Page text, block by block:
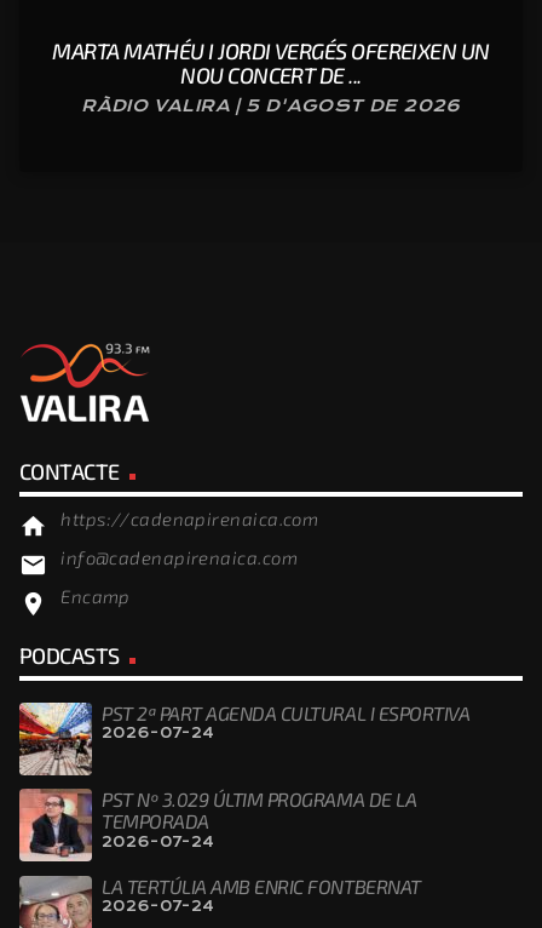
MARTA MATHÉU I JORDI VERGÉS OFEREIXEN UN
NOU CONCERT DE ...
RÀDIO VALIRA | 5 D'AGOST DE 2026
CONTACTE
home https://cadenapirenaica.com
email info@cadenapirenaica.com
location_on Encamp
PODCASTS
PST 2ª PART AGENDA CULTURAL I ESPORTIVA
2026-07-24
PST Nº 3.029 ÚLTIM PROGRAMA DE LA
TEMPORADA
2026-07-24
LA TERTÚLIA AMB ENRIC FONTBERNAT
2026-07-24